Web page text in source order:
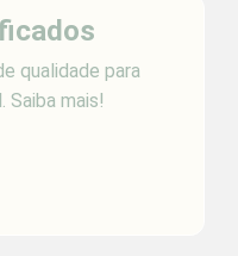
qualidade para
Saiba mais!